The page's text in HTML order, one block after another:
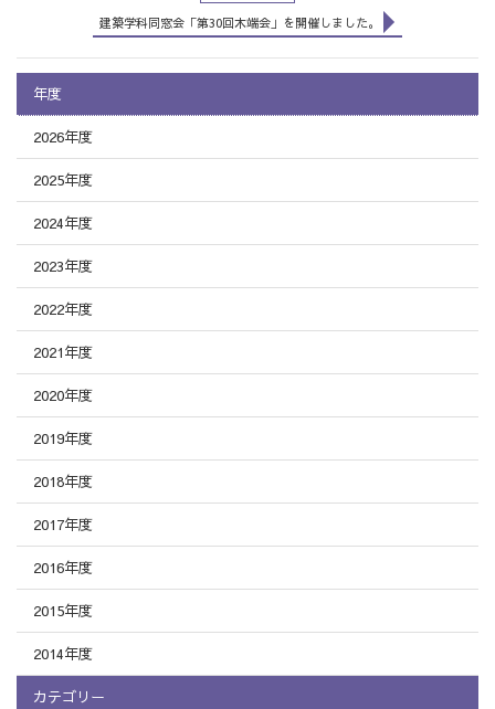
建築学科同窓会「第30回木端会」を開催しました。
年度
2026年度
2025年度
2024年度
2023年度
2022年度
2021年度
2020年度
2019年度
2018年度
2017年度
2016年度
2015年度
2014年度
カテゴリー